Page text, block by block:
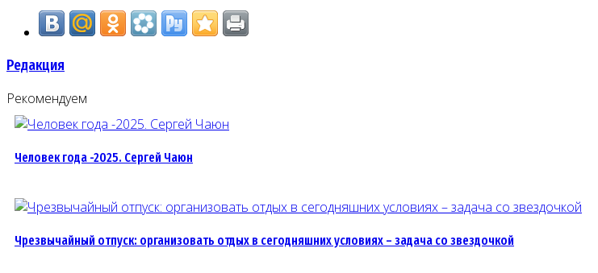
Редакция
Рекомендуем
Человек года -2025. Сергей Чаюн
Чрезвычайный отпуск: организовать отдых в сегодняшних условиях – задача со звездочкой